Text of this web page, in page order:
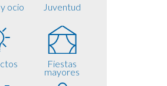
ocio Juventud
Fiestas
mayores